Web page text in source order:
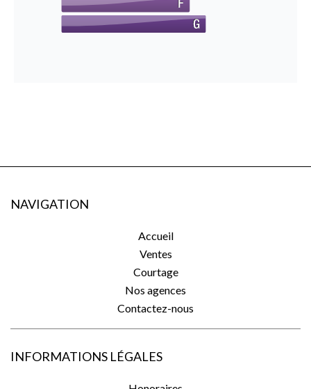
NAVIGATION
Accueil
Ventes
Courtage
Nos agences
Contactez-nous
INFORMATIONS LÉGALES